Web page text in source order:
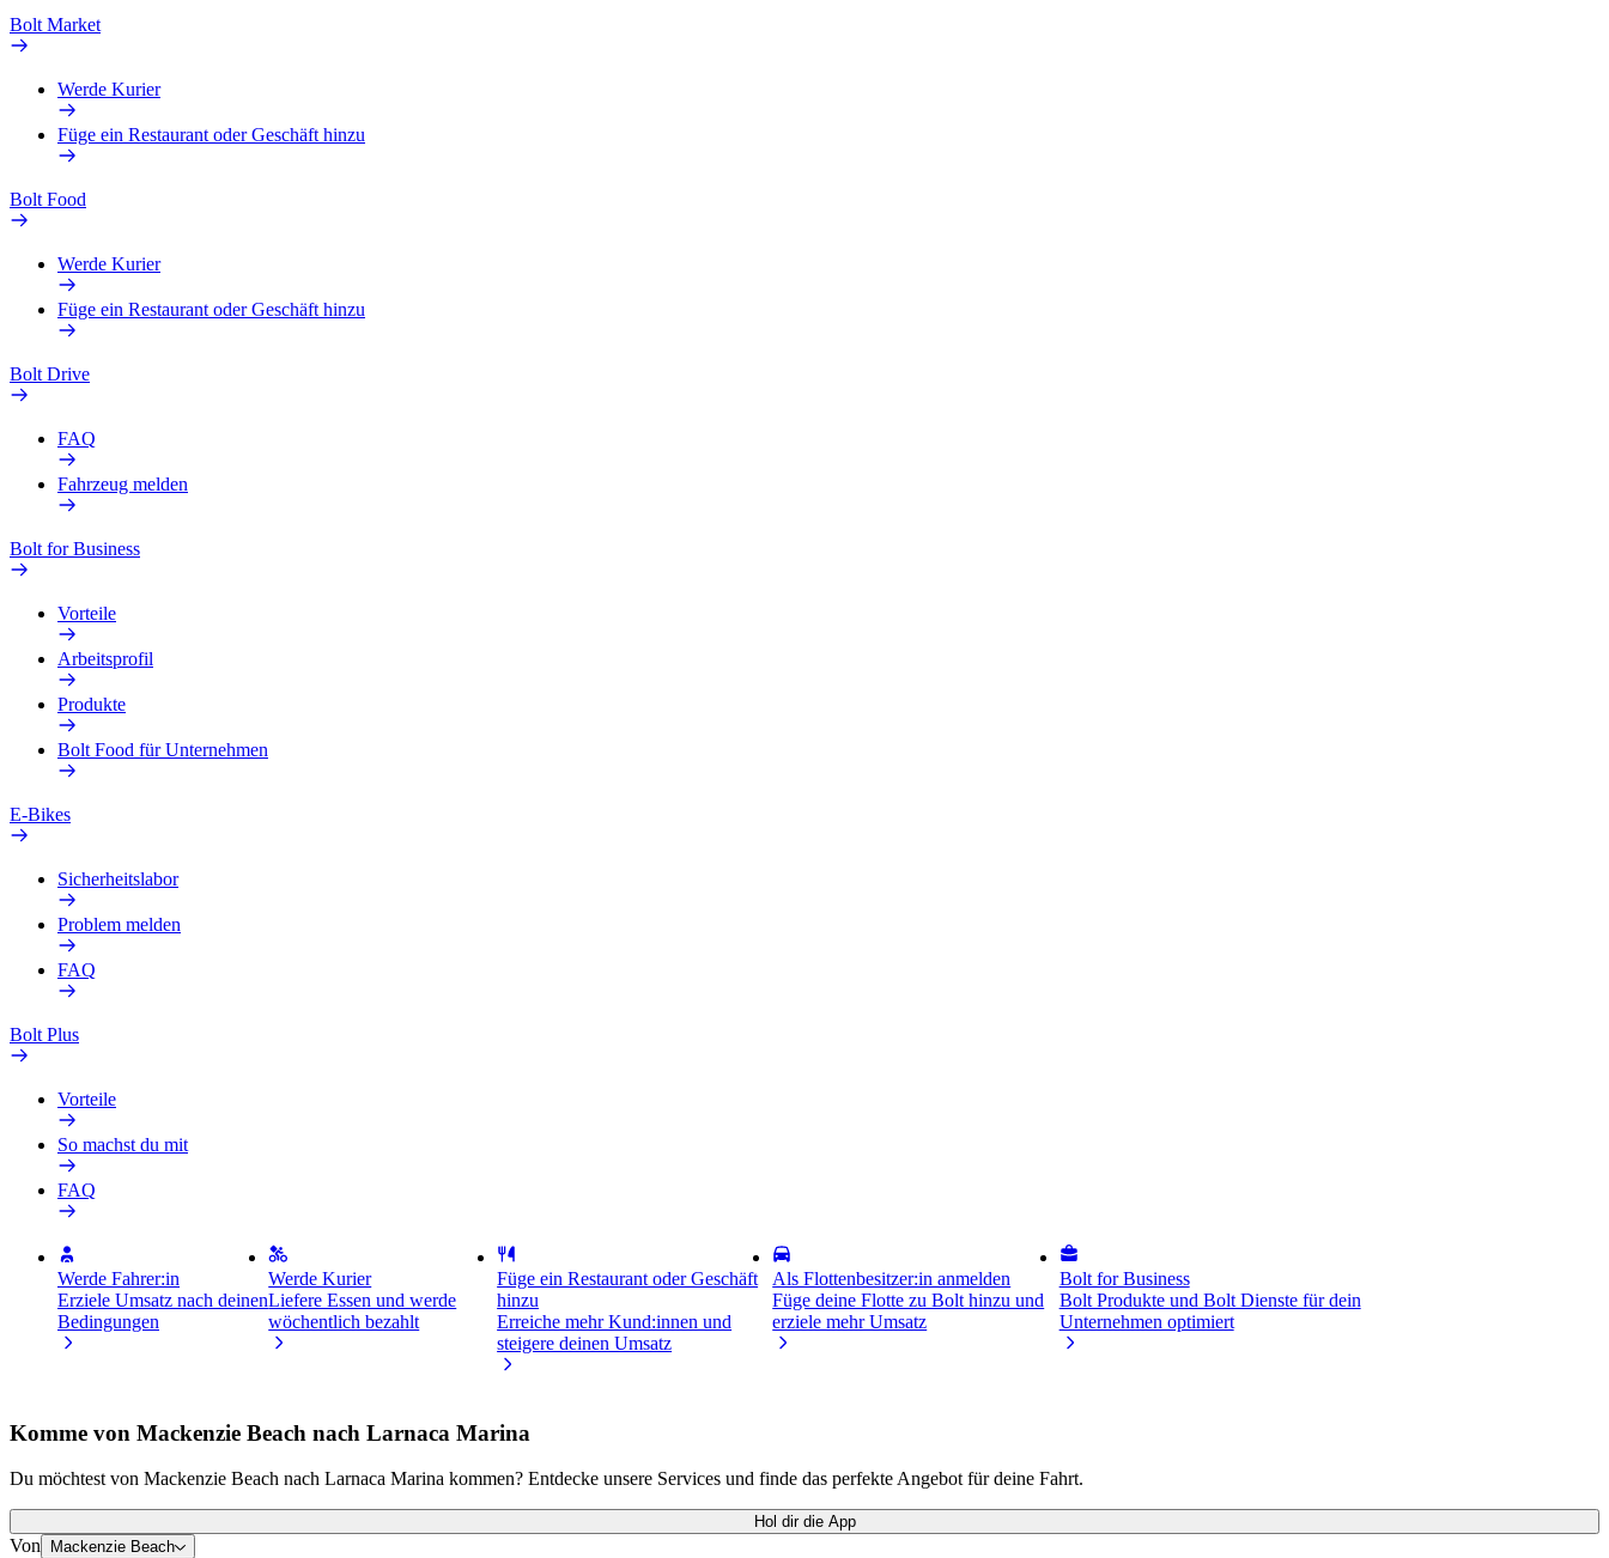
Bolt Market
Werde Kurier
Füge ein Restaurant oder Geschäft hinzu
Bolt Food
Werde Kurier
Füge ein Restaurant oder Geschäft hinzu
Bolt Drive
FAQ
Fahrzeug melden
Bolt for Business
Vorteile
Arbeitsprofil
Produkte
Bolt Food für Unternehmen
E-Bikes
Sicherheitslabor
Problem melden
FAQ
Bolt Plus
Vorteile
So machst du mit
FAQ
Werde Fahrer:in
Erziele Umsatz nach deinen
Bedingungen
Werde Kurier
Liefere Essen und werde
wöchentlich bezahlt
Füge ein Restaurant oder Geschäft
hinzu
Erreiche mehr Kund:innen und
steigere deinen Umsatz
Als Flottenbesitzer:in anmelden
Füge deine Flotte zu Bolt hinzu und
erziele mehr Umsatz
Bolt for Business
Bolt Produkte und Bolt Dienste für dein
Unternehmen optimiert
Komme von Mackenzie Beach nach Larnaca Marina
Du möchtest von Mackenzie Beach nach Larnaca Marina kommen? Entdecke unsere Services und finde das perfekte Angebot für deine Fahrt.
Hol dir die App
Von Mackenzie Beach